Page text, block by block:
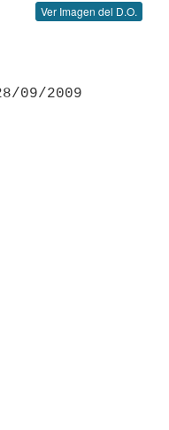
Ver Imagen del D.O.